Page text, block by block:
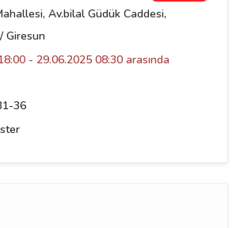
Av.bilal Güdük Caddesi,
Giresun
- 29.06.2025 08:30 arasında
36